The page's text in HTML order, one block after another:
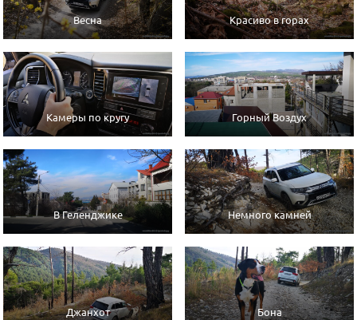
Весна Красиво в горах
Камеры по кругу Горный Воздух
В Геленджике Немного камней
Джанхот Бона